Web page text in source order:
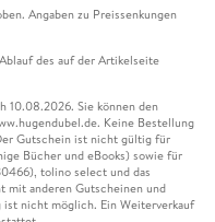
Angaben zu Preissenkungen
des auf der Artikelseite
10.08.2026. Sie können den
Keine Bestellung
Gutschein ist nicht gültig für
Bücher und eBooks) sowie für
tolino select und das
mit anderen Gutscheinen und
ist nicht möglich. Ein Weiterverkauf